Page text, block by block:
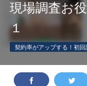
現場調査お
１
契約率がアップする！初